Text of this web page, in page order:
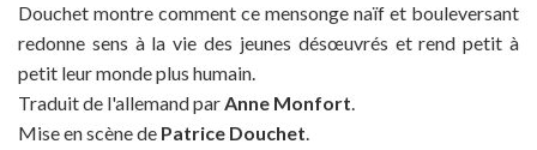
Douchet montre comment ce mensonge naïf et bouleversant
redonne sens à la vie des jeunes désœuvrés et rend petit à
petit leur monde plus humain.
Traduit de l'allemand parAnne Monfort.
Mise en scène de Patrice Douchet.